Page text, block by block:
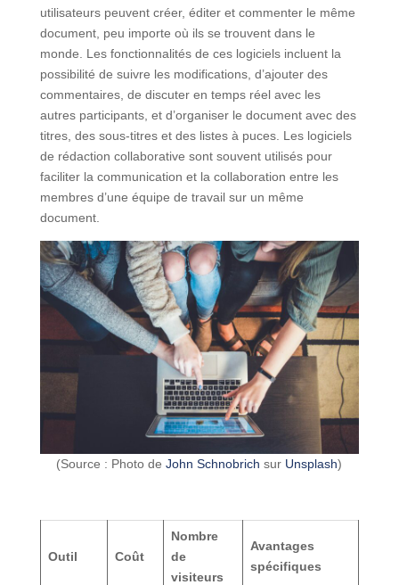
utilisateurs peuvent créer, éditer et commenter le même
document, peu importe où ils se trouvent dans le
monde. Les fonctionnalités de ces logiciels incluent la
possibilité de suivre les modifications, d’ajouter des
commentaires, de discuter en temps réel avec les
autres participants, et d’organiser le document avec des
titres, des sous-titres et des listes à puces. Les logiciels
de rédaction collaborative sont souvent utilisés pour
faciliter la communication et la collaboration entre les
membres d’une équipe de travail sur un même
document.
(Source : Photo deJohn Schnobrich sur Unsplash)
Outil Coût
Nombre
de
visiteurs
Avantages
spécifiques